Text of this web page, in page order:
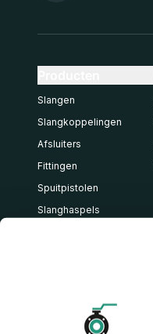
Slangen
Slangkoppelingen
Afsluiters
Fittingen
Spuitpistolen
Slanghaspels